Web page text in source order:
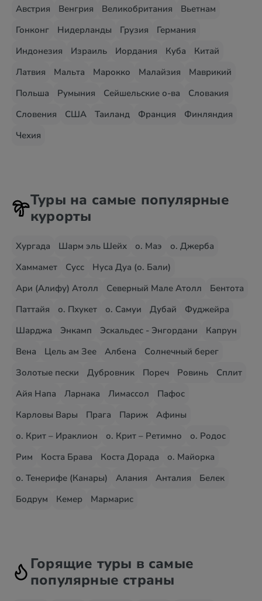
Австрия Венгрия Великобритания
Вьетнам
Гонконг
Нидерланды Грузия
Германия
Индонезия
Израиль Иордания Куба
Китай
Латвия
Мальта Марокко Малайзия
Маврикий
Польша
Румыния Сейшельские о-ва
Словакия
Словения
США Таиланд Франция
Финляндия
Чехия
Туры на самые популярные
курорты
Хургада Шарм эль Шейх о. Маэ
о. Джерба
Хаммамет
Сусс
Нуса Дуа (о. Бали)
Ари (Алифу) Атолл
Северный Мале Атолл
Бентота
Паттайя
о. Пхукет о. Самуи Дубай
Фуджейра
Шарджа
Энкамп Эскальдес - Энгордани
Капрун
Вена
Цель ам Зее Албена
Солнечный берег
Золотые пески
Дубровник Пореч Ровинь
Сплит
Айя Напа
Ларнака Лимассол
Пафос
Карловы Вары
Прага Париж
Афины
о. Крит – Ираклион
о. Крит – Ретимно
о. Родос
Рим
Коста Брава Коста Дорада
о. Майорка
о. Тенерифе (Канары)
Алания Анталия
Белек
Бодрум
Кемер Мармарис
Горящие туры в самые
популярные страны